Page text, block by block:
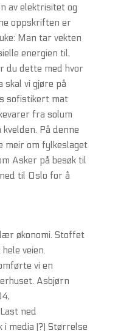
av elektrisitet og
oppskriften er
Man tar vekten
energien til,
du dette med hvor
skal vi gjøre på
sofistikert mat
fra solum
På denne
meir om fylkeslaget
Asker på besøk til
til Oslo for å
økonomi. Stoffet
veien.
vi en
Asbjørn
ned
i media (?) Størrelse